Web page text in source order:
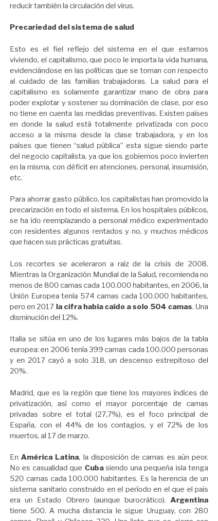
reducir también la circulación del virus.
Precariedad del sistema de salud
Esto es el fiel reflejo del sistema en el que estamos
viviendo, el capitalismo, que poco le importa la vida humana,
evidenciándose en las políticas que se toman con respecto
al cuidado de las familias trabajadoras. La salud para el
capitalismo es solamente garantizar mano de obra para
poder explotar y sostener su dominación de clase, por eso
no tiene en cuenta las medidas preventivas. Existen países
en donde la salud está totalmente privatizada con poco
acceso a la misma desde la clase trabajadora, y en los
países que tienen “salud pública” esta sigue siendo parte
del negocio capitalista, ya que los gobiernos poco invierten
en la misma, con déficit en atenciones, personal, insumisión,
etc.
Para ahorrar gasto público, los capitalistas han promovido la
precarización en todo el sistema. En los hospitales públicos,
se ha ido reemplazando a personal médico experimentado
con residentes algunos rentados y no, y muchos médicos
que hacen sus prácticas gratuitas.
Los recortes se aceleraron a raíz de la crisis de 2008.
Mientras la Organización Mundial de la Salud, recomienda no
menos de 800 camas cada 100.000 habitantes, en 2006, la
Unión Europea tenía 574 camas cada 100.000 habitantes,
pero en 2017 la cifra había caído a solo 504 camas. Una
disminución del 12%.
Italia se sitúa en uno de los lugares más bajos de la tabla
europea: en 2006 tenía 399 camas cada 100.000 personas
y en 2017 cayó a solo 318, un descenso estrepitoso del
20%.
Madrid, que es la región que tiene los mayores índices de
privatización, así como el mayor porcentaje de camas
privadas sobre el total (27,7%), es el foco principal de
España, con el 44% de los contagios, y el 72% de los
muertos, al 17 de marzo.
EnAmérica Latina, la disposición de camas es aún peor.
No es casualidad que Cubasiendo una pequeña isla tenga
520 camas cada 100.000 habitantes. Es la herencia de un
sistema sanitario construido en el período en el que el país
era un Estado Obrero (aunque burocrático). Argentina
tiene 500. A mucha distancia le sigue Uruguay, con 280